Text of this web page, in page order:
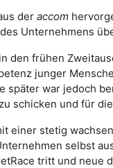
der accom
Unternehmens
frühen
junger
war jedoch
schicken und für
einer stetig
selbst
tritt und